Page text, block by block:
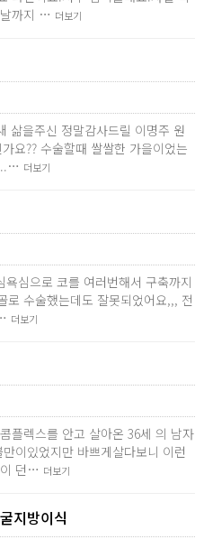
까지 … 더보기
삶을주신 정말감사드릴 이명주 원
요?? 수술할때 쌀쌀한 가을이었는
..… 더보기
심으로 코를 여러번해서 구축까지
로 수술했는데도 잘못되었어요,,, 전
더보기
플렉스를 안고 살아온 36세 의 남자
이있었지만 바쁘게살다보니 이런
이 던… 더보기
지방이식